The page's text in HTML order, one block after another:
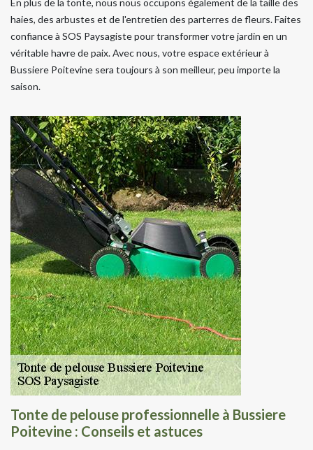
En plus de la tonte, nous nous occupons également de la taille des
haies, des arbustes et de l'entretien des parterres de fleurs. Faites
confiance à SOS Paysagiste pour transformer votre jardin en un
véritable havre de paix. Avec nous, votre espace extérieur à
Bussiere Poitevine sera toujours à son meilleur, peu importe la
saison.
Tonte de pelouse professionnelle à Bussiere
Poitevine : Conseils et astuces